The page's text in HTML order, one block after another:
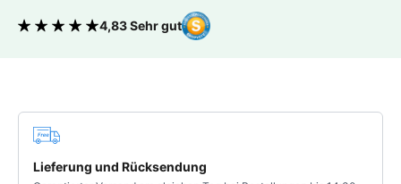
Bewertung 4.83 von 5 Sternen
4,83 Sehr gut
Deine Vorteile
Lieferung und Rücksendung